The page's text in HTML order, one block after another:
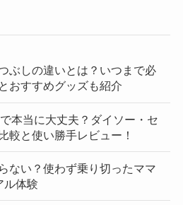
ぶしの違いとは？いつまで必
おすすめグッズも紹介
本当に大丈夫？ダイソー・セ
較と使い勝手レビュー！
ない？使わず乗り切ったママ
ル体験